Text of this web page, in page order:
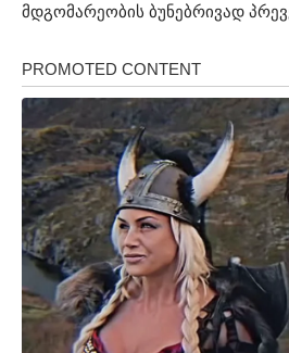
მდგომარეობის ბუნებრივად